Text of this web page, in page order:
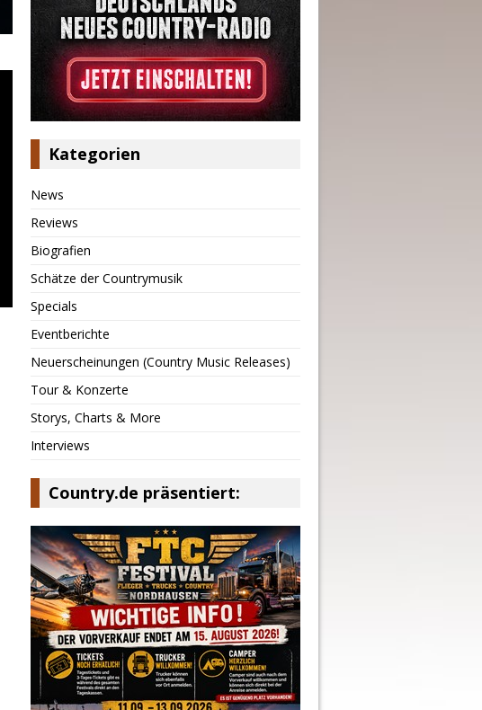
Kategorien
News
Reviews
Biografien
Schätze der Countrymusik
Specials
Eventberichte
Neuerscheinungen (Country Music Releases)
Tour & Konzerte
Storys, Charts & More
Interviews
Country.de präsentiert: